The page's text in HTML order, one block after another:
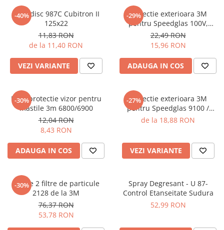
Oculara
Imbracaminte
-40%
Fibrodisc 987C Cubitron II
125x22
11,83 RON
de la 11,40 RON
VEZI VARIANTE
-29%
Protectie exterioara 3M
pentru Speedglas 100V,
Standard
22,49 RON
15,96 RON
ADAUGA IN COS
-30%
Folie protectie vizor pentru
mastile 3m 6800/6900
12,04 RON
8,43 RON
ADAUGA IN COS
-27%
Protectie exterioara 3M
pentru Speedglas 9100 /
Speedglas G5-01, G5-03
de la 18,88 RON
VEZI VARIANTE
-30%
Set de 2 filtre de particule
2128 de la 3M
76,37 RON
53,78 RON
Spray Degresant - U 87-
Control Etanseitate Sudura
52,99 RON